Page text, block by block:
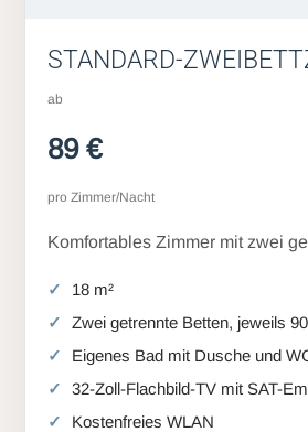
STANDARD-
ab
89 €
pro Zimmer/Nacht
Komfortables Zimmer mit zwei
18 m²
Zwei getrennte Betten, jeweils
Eigenes Bad mit Dusche und
32-Zoll-Flachbild-TV mit SAT-
Kostenfreies WLAN